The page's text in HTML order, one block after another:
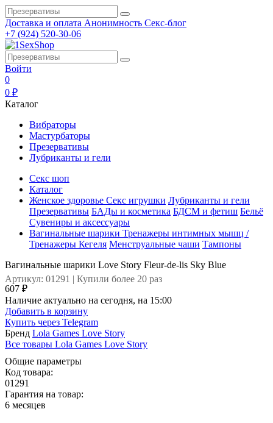
Доставка и оплата Анонимность Секс-блог
+7 (924) 520-30-06
Войти
0
0 ₽
Каталог
Вибраторы
Мастурбаторы
Презервативы
Лубриканты и гели
Секс шоп
Каталог
Женское здоровье Секс игрушки Лубриканты и гели
Презервативы БАДы и косметика БДСМ и фетиш Бельё
Сувениры и аксессуары
Вагинальные шарики Тренажеры интимных мышц /
Тренажеры Кегеля Менструальные чаши Тампоны
Вагинальные шарики Love Story Fleur-de-lis Sky Blue
Артикул: 01291 | Купили более 20 раз
607 ₽
Наличие актуально на сегодня, на 15:00
Добавить в корзину
Купить через Telegram
Бренд Lola Games Love Story
Все товары Lola Games Love Story
Общие параметры
Код товара:
01291
Гарантия на товар:
6 месяцев